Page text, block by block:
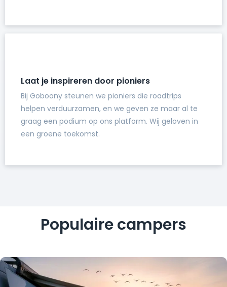
Laat je inspireren door pioniers
Bij Goboony steunen we pioniers die roadtrips
helpen verduurzamen, en we geven ze maar al te
graag een podium op ons platform. Wij geloven in
een groene toekomst.
Populaire campers